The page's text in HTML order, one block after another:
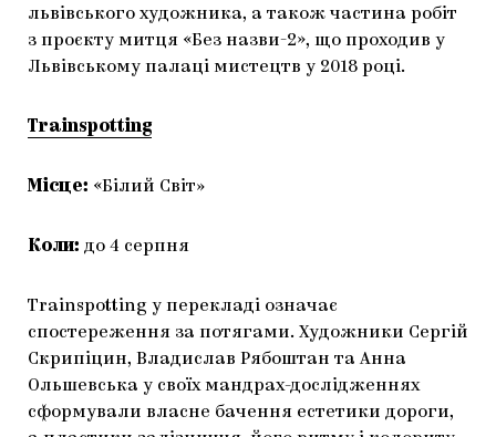
львівського художника, а також частина робіт
з проєкту митця «Без назви-2», що проходив у
Львівському палаці мистецтв у 2018 році.
Trainspotting
Місце: «Білий Світ»
Коли: до 4 серпня
Trainspotting у перекладі означає
спостереження за потягами. Художники Сергій
Скрипіцин, Владислав Рябоштан та Анна
Ольшевська у своїх мандрах-дослідженнях
сформували власне бачення естетики дороги,